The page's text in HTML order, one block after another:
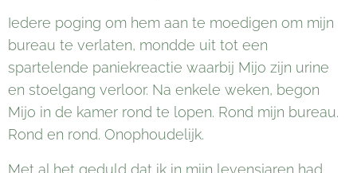
Iedere poging om hem aan te moedigen om mijn
bureau te verlaten, mondde uit tot een
spartelende paniekreactie waarbij Mijo zijn urine
en stoelgang verloor. Na enkele weken, begon
Mijo in de kamer rond te lopen. Rond mijn bureau.
Rond en rond. Onophoudelijk.